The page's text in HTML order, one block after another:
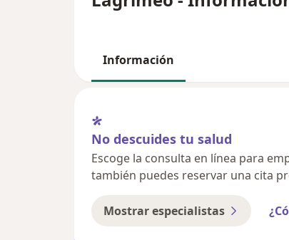
Información
No descuides tu salud
Escoge la consulta en línea para
también puedes reservar una cita
Mostrar especialistas